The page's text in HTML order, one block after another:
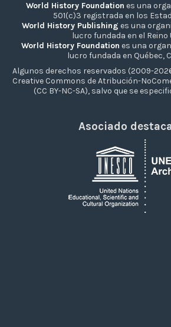
World History Foundation es una
501(c)3 registrada en los
World History Publishing es una
lucro fundada en el Reino
World History Foundation es una
lucro fundada en Québec,
Algunos derechos reservados (2009-
Creative Commons de Atribución-
(CC BY-NC-SA), salvo que se
Asociado